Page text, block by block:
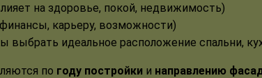
на здоровье, покой, недвижимость)
карьеру, возможности)
выбрать идеальное расположение спальни,
по году постройки и направлению